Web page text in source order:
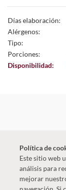
Días elaboración:
Alérgenos:
Tipo:
Porciones:
Disponibilidad:
Política de
Este sitio web
análisis para
mejorar